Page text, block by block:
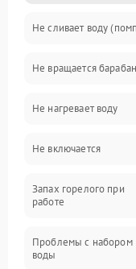
Водоснабжение
Слив
Программное
Не сливает воду
Не вращается барабан
Не нагревает воду
Не включается
Запах горелого при
работе
Проблемы с набором
воды